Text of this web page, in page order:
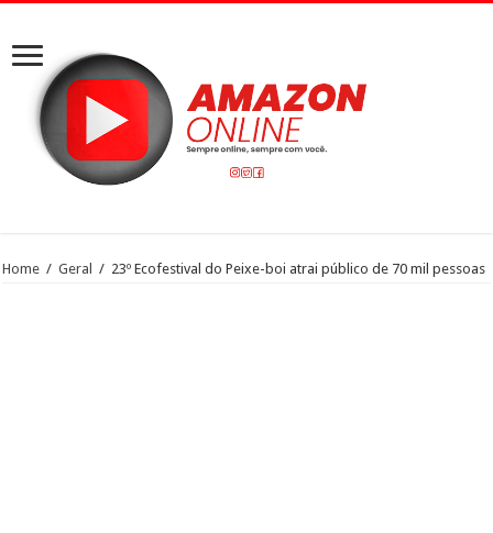
Home / Geral / 23º Ecofestival do Peixe-boi atrai público de 70 mil pessoas